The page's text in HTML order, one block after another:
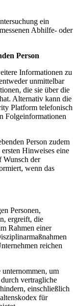
ein
Abhilfe- oder
Person
Informationen zu
unmittelbar
die sie über die
Alternativ kann die
Platform telefonisch
Folgeinformationen
Person zudem
Hinweises eine
Wunsch der
wenn das
Personen,
ergreift, die
Rahmen einer
reichen
unternommen, um
vertragliche
einschließlich
für